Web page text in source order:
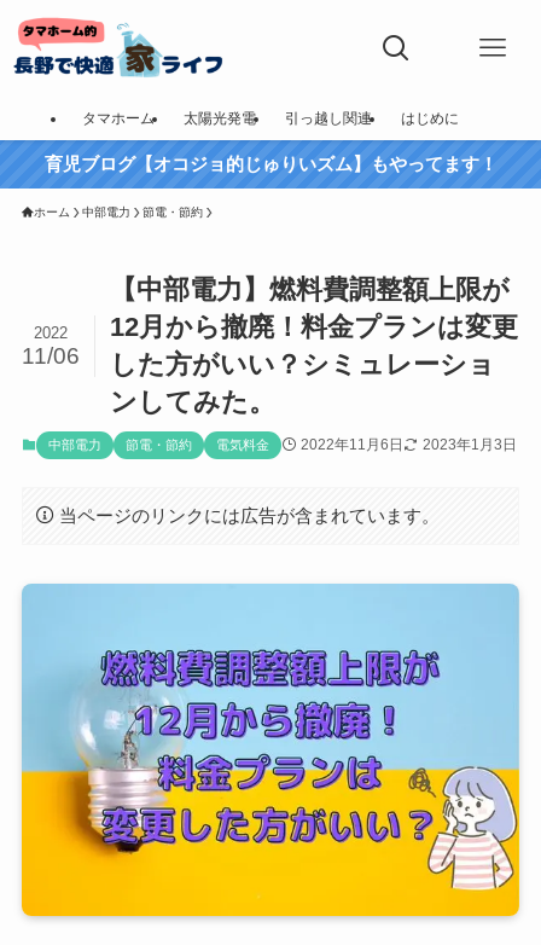
タマホーム 太陽光発電 引っ越し関連 はじめに
育児ブログ【オコジョ的じゅりいズム】もやってます！
ホーム 中部電力 節電・節約
【中部電力】燃料費調整額上限が
12月から撤廃！料金プランは変更
した方がいい？シミュレーショ
ンしてみた。
2022
11/06
中部電力 節電・節約 電気料金 2022年11月6日 2023年1月3日
当ページのリンクには広告が含まれています。